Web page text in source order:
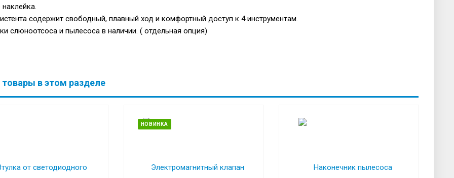
содержит свободный, плавный ход и комфортный доступ к 4 инструментам.
слюноотсоса и пылесоса в наличии. ( отдельная опция)
товары в этом разделе
НОВИНКА